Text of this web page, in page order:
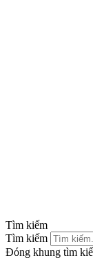
Tìm kiếm
Tìm kiếm
Đóng khung tìm